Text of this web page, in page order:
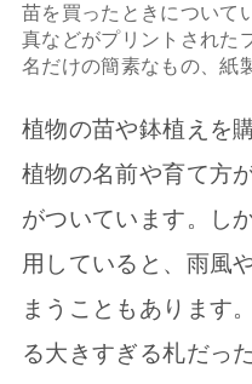
苗を買ったときについて
真などがプリントされた
名だけの簡素なもの、紙
植物の苗や鉢植えを
植物の名前や育て方
がついています。し
用していると、雨風
まうこともあります
る大きすぎる札だっ